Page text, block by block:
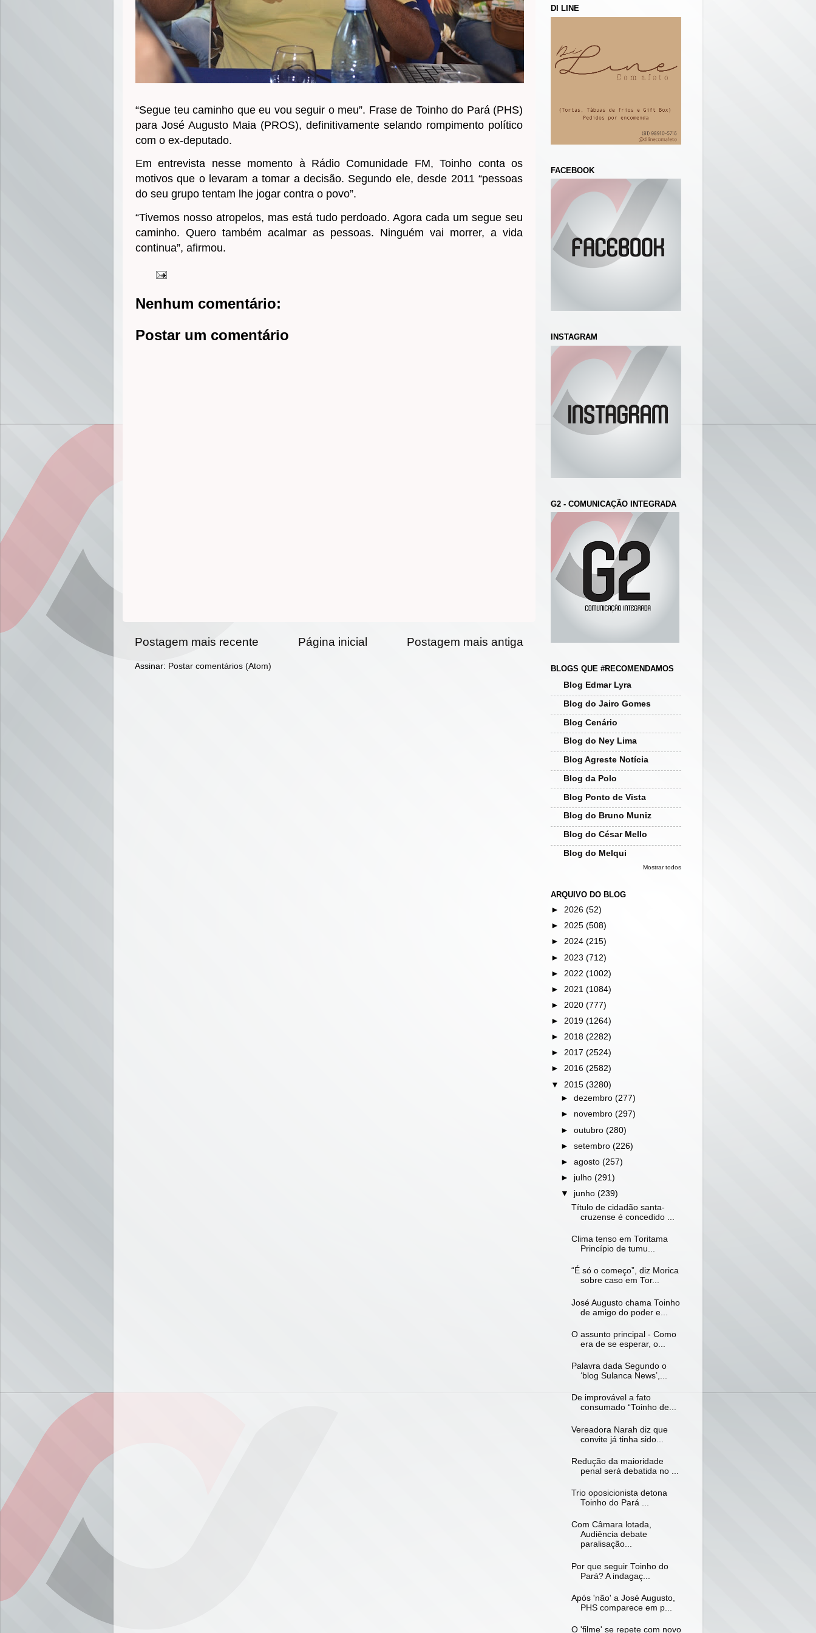
“Segue teu caminho que eu vou seguir o meu”. Frase de Toinho do Pará (PHS)
para José Augusto Maia (PROS), definitivamente selando rompimento político
com o ex-deputado.
Em entrevista nesse momento à Rádio Comunidade FM, Toinho conta os
motivos que o levaram a tomar a decisão. Segundo ele, desde 2011 “pessoas
do seu grupo tentam lhe jogar contra o povo”.
“Tivemos nosso atropelos, mas está tudo perdoado. Agora cada um segue seu
caminho. Quero também acalmar as pessoas. Ninguém vai morrer, a vida
continua”, afirmou.
Nenhum comentário:
Postar um comentário
Postagem mais recente Postagem mais antiga
Página inicial
Assinar: Postar comentários (Atom)
DI LINE
FACEBOOK
INSTAGRAM
G2 - COMUNICAÇÃO INTEGRADA
BLOGS QUE #RECOMENDAMOS
Blog Edmar Lyra
Blog do Jairo Gomes
Blog Cenário
Blog do Ney Lima
Blog Agreste Notícia
Blog da Polo
Blog Ponto de Vista
Blog do Bruno Muniz
Blog do César Mello
Blog do Melqui
Mostrar todos
ARQUIVO DO BLOG
► 2026 (52)
► 2025 (508)
► 2024 (215)
► 2023 (712)
► 2022 (1002)
► 2021 (1084)
► 2020 (777)
► 2019 (1264)
► 2018 (2282)
► 2017 (2524)
► 2016 (2582)
▼ 2015 (3280)
►dezembro(277)
► novembro(297)
►outubro(280)
►setembro(226)
►agosto(257)
► julho(291)
▼ junho(239)
Título de cidadão santa-
cruzense é concedido ...
Clima tenso em Toritama
Princípio de tumu...
“É só o começo”, diz Morica
sobre caso em Tor...
José Augusto chama Toinho
de amigo do poder e...
O assunto principal - Como
era de se esperar, o...
Palavra dada Segundo o
‘blog Sulanca News’,...
De improvável a fato
consumado “Toinho de...
Vereadora Narah diz que
convite já tinha sido...
Redução da maioridade
penal será debatida no ...
Trio oposicionista detona
Toinho do Pará ...
Com Câmara lotada,
Audiência debate
paralisação...
Por que seguir Toinho do
Pará? A indagaç...
Após 'não' a José Augusto,
PHS comparece em p...
O 'filme' se repete com novo